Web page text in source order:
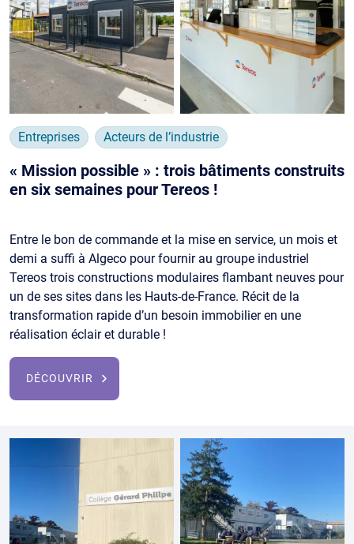
Entreprises Acteurs de l’industrie
« Mission possible » : trois bâtiments construits
en six semaines pour Tereos !
Entre le bon de commande et la mise en service, un mois et
demi a suffi à Algeco pour fournir au groupe industriel
Tereos trois constructions modulaires flambant neuves pour
un de ses sites dans les Hauts-de-France. Récit de la
transformation rapide d’un besoin immobilier en une
réalisation éclair et durable !
DÉCOUVRIR